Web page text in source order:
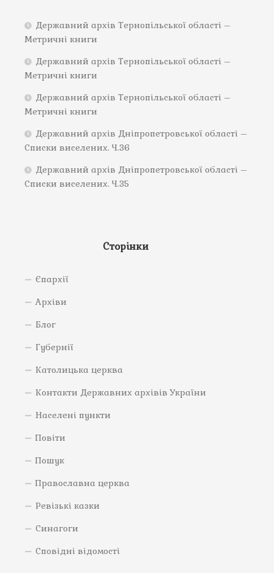
Державний архів Тернопільської області –
Метричні книги
Державний архів Тернопільської області –
Метричні книги
Державний архів Тернопільської області –
Метричні книги
Державний архів Дніпропетровської області –
Списки виселених. Ч.36
Державний архів Дніпропетровської області –
Списки виселених. Ч.35
Сторінки
Єпархії
Архіви
Блог
Губернії
Католицька церква
Контакти Державних архівів України
Населені пункти
Повіти
Пошук
Православна церква
Ревізькі казки
Синагоги
Сповідні відомості